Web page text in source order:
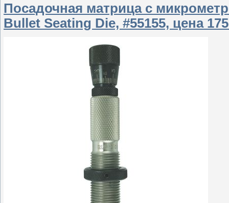
Посадочная матрица с
Bullet Seating Die, #55155, цена